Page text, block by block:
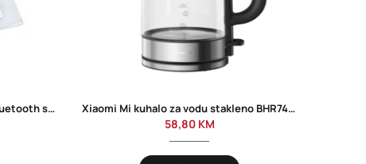
Kućna vaga ESPERANZA 8in1 bluetooth scale BESTFIT white, EBS016W
Xiaomi Mi kuhalo za vodu stakleno BHR7423EU
58,80 KM